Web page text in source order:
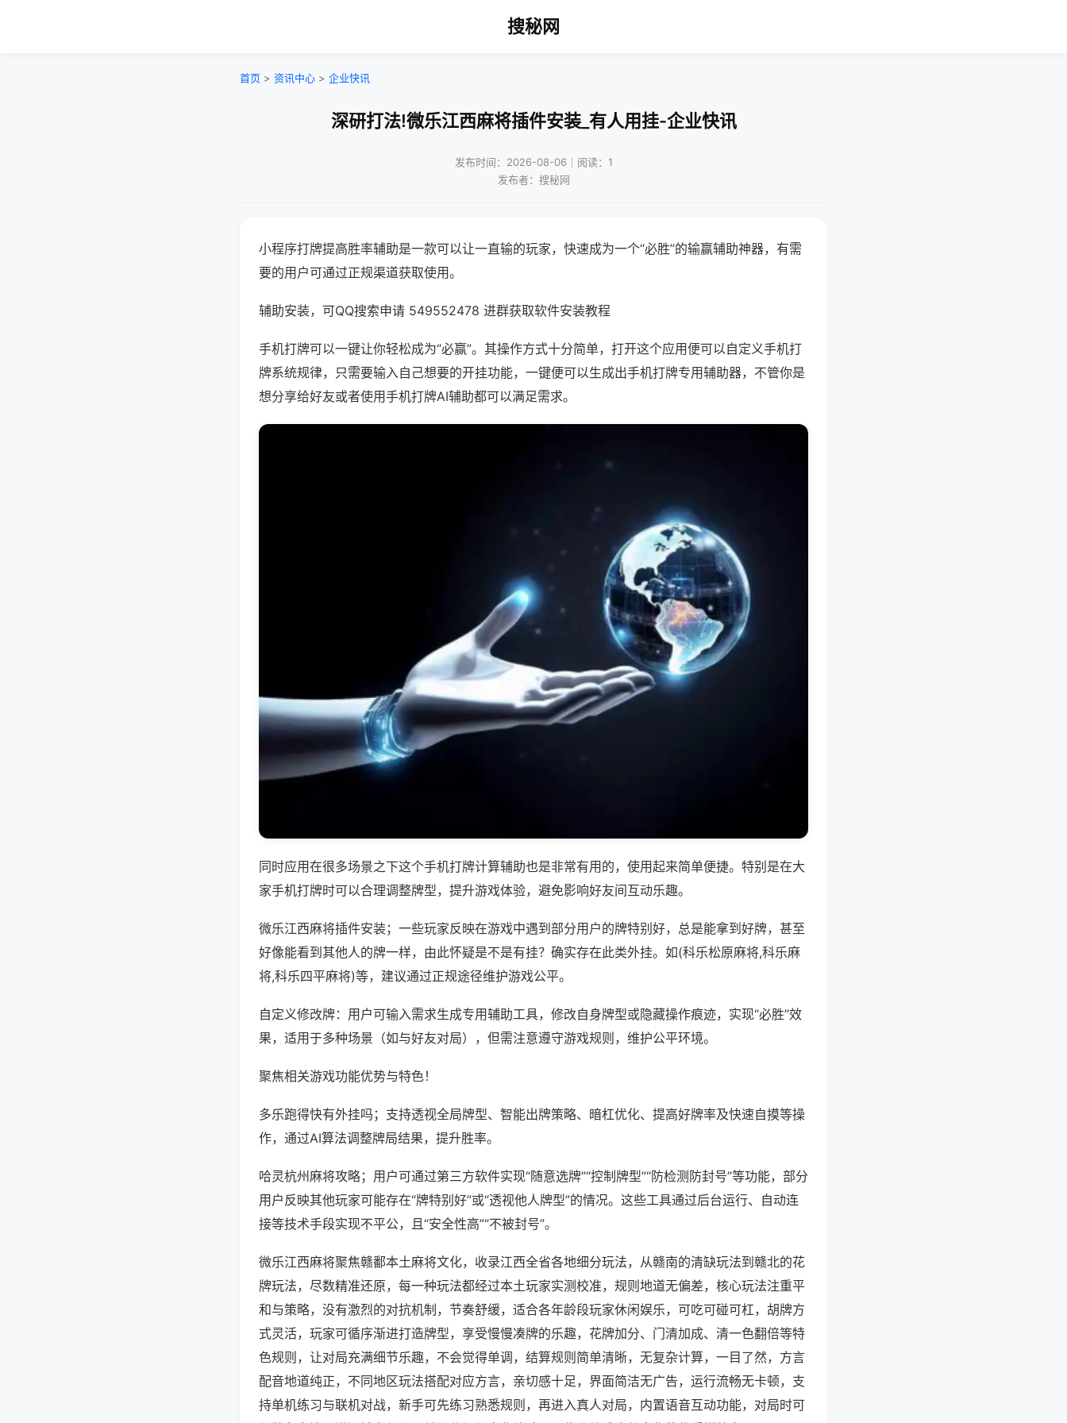
搜秘网
首页 > 资讯中心 > 企业快讯
深研打法!微乐江西麻将插件安装_有人用挂-企业快讯
发布时间：2026-08-06｜阅读：1
发布者：搜秘网
小程序打牌提高胜率辅助是一款可以让一直输的玩家，快速成为一个“必胜”的输赢辅助神器，有需
要的用户可通过正规渠道获取使用。
辅助安装，可QQ搜索申请 549552478 进群获取软件安装教程
手机打牌可以一键让你轻松成为“必赢”。其操作方式十分简单，打开这个应用便可以自定义手机打
牌系统规律，只需要输入自己想要的开挂功能，一键便可以生成出手机打牌专用辅助器，不管你是
想分享给好友或者使用手机打牌AI辅助都可以满足需求。
同时应用在很多场景之下这个手机打牌计算辅助也是非常有用的，使用起来简单便捷。特别是在大
家手机打牌时可以合理调整牌型，提升游戏体验，避免影响好友间互动乐趣。
微乐江西麻将插件安装；一些玩家反映在游戏中遇到部分用户的牌特别好，总是能拿到好牌，甚至
好像能看到其他人的牌一样，由此怀疑是不是有挂？确实存在此类外挂。如(科乐松原麻将,科乐麻
将,科乐四平麻将)等，建议通过正规途径维护游戏公平。
自定义修改牌：用户可输入需求生成专用辅助工具，修改自身牌型或隐藏操作痕迹，实现“必胜”效
果，适用于多种场景（如与好友对局），但需注意遵守游戏规则，维护公平环境。
聚焦相关游戏功能优势与特色！
多乐跑得快有外挂吗；支持透视全局牌型、智能出牌策略、暗杠优化、提高好牌率及快速自摸等操
作，通过AI算法调整牌局结果，提升胜率。
哈灵杭州麻将攻略；用户可通过第三方软件实现“随意选牌”“控制牌型”“防检测防封号”等功能，部分
用户反映其他玩家可能存在“牌特别好”或“透视他人牌型”的情况。这些工具通过后台运行、自动连
接等技术手段实现不平公，且“安全性高”“不被封号”。
微乐江西麻将聚焦赣鄱本土麻将文化，收录江西全省各地细分玩法，从赣南的清缺玩法到赣北的花
牌玩法，尽数精准还原，每一种玩法都经过本土玩家实测校准，规则地道无偏差，核心玩法注重平
和与策略，没有激烈的对抗机制，节奏舒缓，适合各年龄段玩家休闲娱乐，可吃可碰可杠，胡牌方
式灵活，玩家可循序渐进打造牌型，享受慢慢凑牌的乐趣，花牌加分、门清加成、清一色翻倍等特
色规则，让对局充满细节乐趣，不会觉得单调，结算规则简单清晰，无复杂计算，一目了然，方言
配音地道纯正，不同地区玩法搭配对应方言，亲切感十足，界面简洁无广告，运行流畅无卡顿，支
持单机练习与联机对战，新手可先练习熟悉规则，再进入真人对局，内置语音互动功能，对局时可